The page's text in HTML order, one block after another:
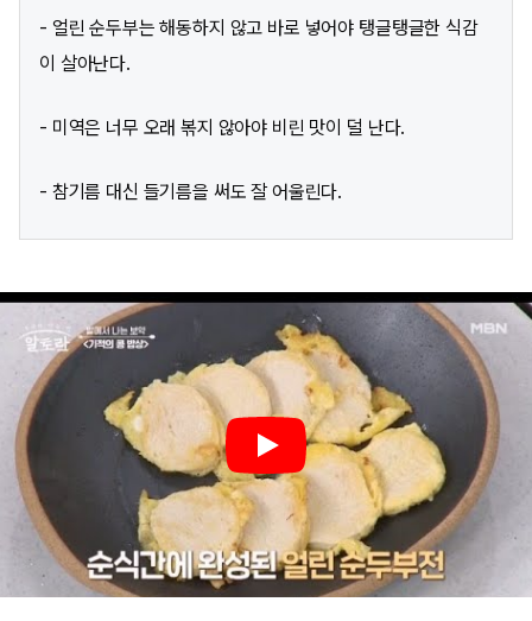
- 얼린 순두부는 해동하지 않고 바로 넣어야 탱글탱글한 식감
이 살아난다.
- 미역은 너무 오래 볶지 않아야 비린 맛이 덜 난다.
- 참기름 대신 들기름을 써도 잘 어울린다.